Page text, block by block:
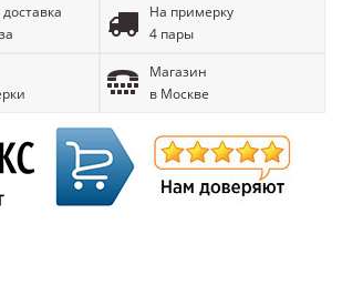
На примерку
4 пары
Магазин
в Москве